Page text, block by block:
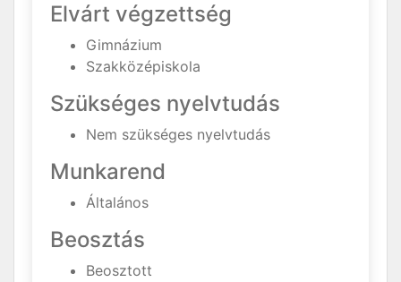
Elvárt végzettség
Gimnázium
Szakközépiskola
Szükséges nyelvtudás
Nem szükséges nyelvtudás
Munkarend
Általános
Beosztás
Beosztott